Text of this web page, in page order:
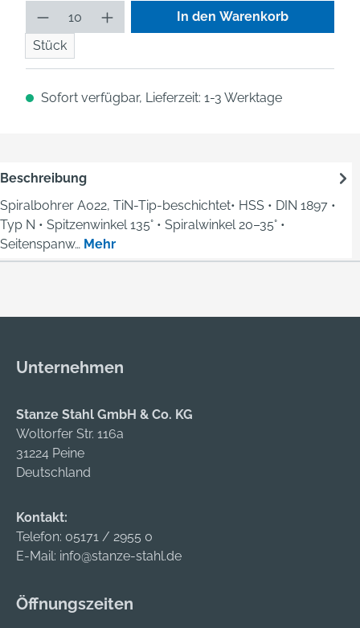
Produkt Anzahl: Gib den
Stück
In den Warenkorb
Sofort verfügbar, Lieferzeit: 1-3 Werktage
Beschreibung
Spiralbohrer A022, TiN-Tip-beschichtet• HSS • DIN 1897 •
Typ N • Spitzenwinkel 135° • Spiralwinkel 20–35° •
Seitenspanw… Mehr
Unternehmen
Stanze Stahl GmbH & Co. KG
Woltorfer Str. 116a
31224 Peine
Deutschland
Kontakt:
Telefon: 05171 / 2955 0
E-Mail: info@stanze-stahl.de
Öffnungszeiten